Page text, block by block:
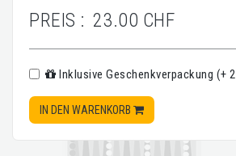
PREIS : 23.00 CHF
Inklusive Geschenkverpackung (+
IN DEN WARENKORB